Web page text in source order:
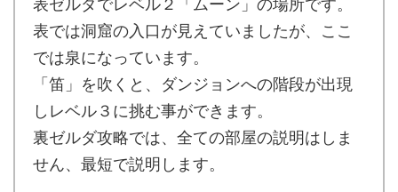
表では洞窟の入口が見えていましたが、ここ
では泉になっています。
「笛」を吹くと、ダンジョンへの階段が出現
しレベル３に挑む事ができます。
裏ゼルダ攻略では、全ての部屋の説明はしま
せん、最短で説明します。